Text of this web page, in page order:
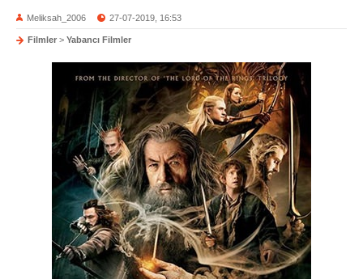
Meliksah_2006 27-07-2019, 16:53
Filmler > Yabancı Filmler